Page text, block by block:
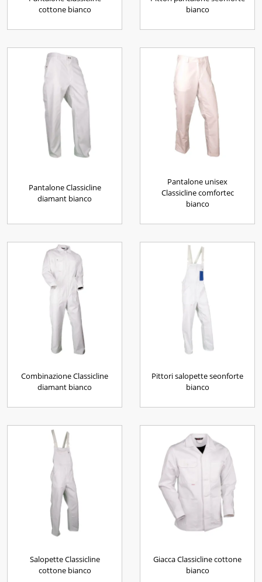
cottone bianco
bianco
Pantalone Classicline
diamant bianco
Pantalone unisex
Classicline comfortec
bianco
Combinazione Classicline
diamant bianco
Pittori salopette seonforte
bianco
Salopette Classicline
cottone bianco
Giacca Classicline cottone
bianco